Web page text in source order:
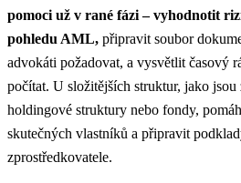
pomoci už v rané fázi – vyhodnotit
pohledu AML, připravit soubor
advokáti požadovat, a vysvětlit časový
počítat. U složitějších struktur, jako jsou
holdingové struktury nebo fondy,
skutečných vlastníků a připravit
zprostředkovatele.